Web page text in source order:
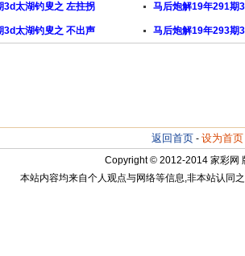
太湖钓叟之 左拄拐 马后炮解19年291期
太湖钓叟之 不出声 马后炮解19年293期
返回首页 - 设为首页
Copyright © 2012-2014 家彩网
本站内容均来自个人观点与网络等信息,非本站认同